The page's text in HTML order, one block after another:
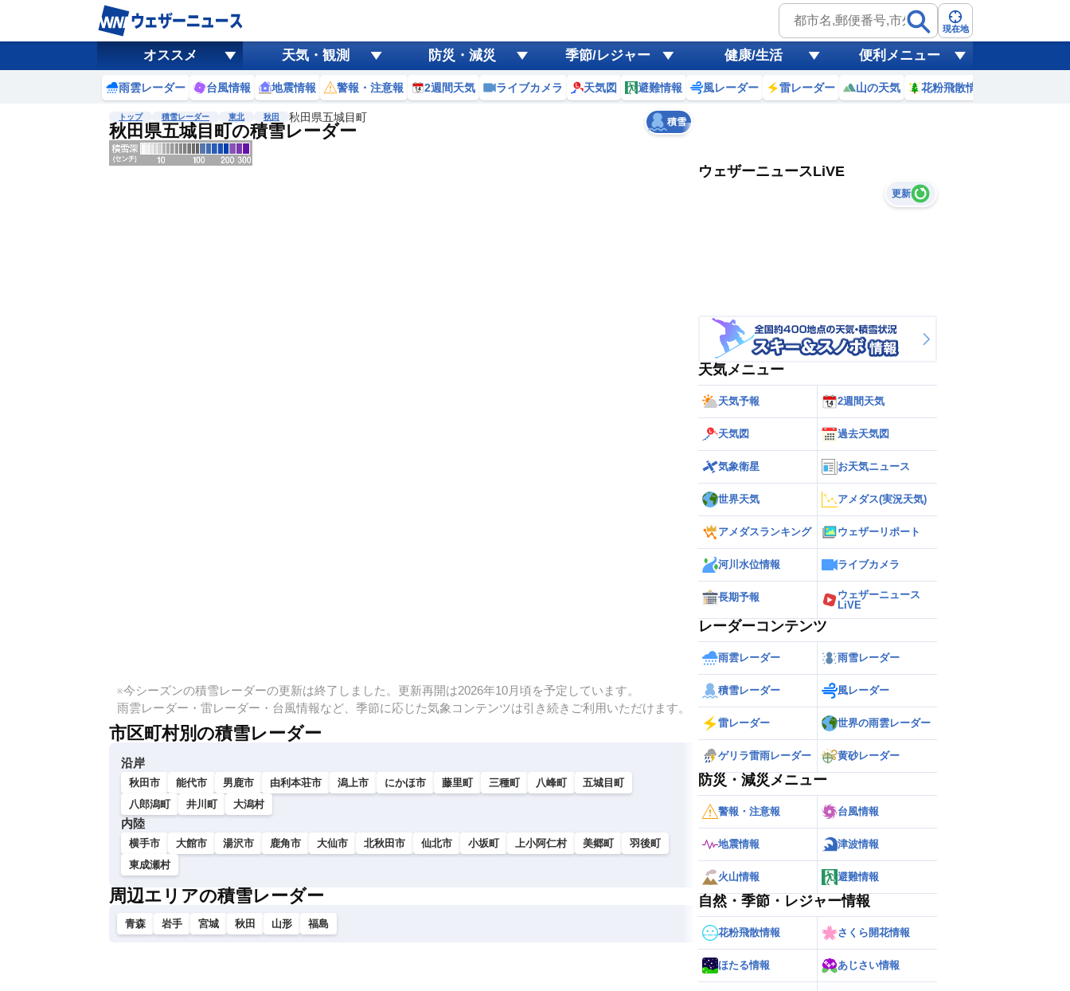
現在地
オススメ 天気・観測 防災・減災 季節/レジャー 健康/生活 便利メニュー
雨雲レーダー 台風情報 地震情報 警報・注意報 2週間天気 ライブカメラ 天気図 避難情報 風レーダー 雷レーダー 山の天気 花粉飛散情報
トップ 積雪レーダー 東北 秋田 秋田県五城目町
秋田県五城目町の積雪レーダー 積雪
黄砂
天気 台風
※今シーズンの積雪レーダーの更新は終了しました。更新再開は2026年10月頃を予定しています。
雨雲レーダー・雷レーダー・台風情報など、季節に応じた気象コンテンツは引き続きご利用いただけます。
市区町村別の積雪レーダー
沿岸
秋田市 能代市 男鹿市 由利本荘市 潟上市 にかほ市 藤里町 三種町 八峰町
五城目町
八郎潟町
井川町 大潟村
内陸
横手市 大館市 湯沢市 鹿角市 大仙市 北秋田市 仙北市 小坂町 上小阿仁村 美郷町
羽後町
東成瀬村
周辺エリアの積雪レーダー
青森 岩手 宮城 秋田 山形 福島
ウェザーニュースLiVE
更新
天気メニュー
天気予報 2週間天気
天気図 過去天気図
気象衛星 お天気ニュース
世界天気 アメダス(実況天気)
アメダスランキング ウェザーリポート
河川水位情報 ライブカメラ
長期予報
ウェザーニュース
LiVE
レーダーコンテンツ
雨雲レーダー 雨雪レーダー
積雪レーダー 風レーダー
雷レーダー 世界の雨雲レーダー
ゲリラ雷雨レーダー 黄砂レーダー
防災・減災メニュー
警報・注意報 台風情報
地震情報 津波情報
火山情報 避難情報
自然・季節・レジャー情報
花粉飛散情報 さくら開花情報
ほたる情報 あじさい情報